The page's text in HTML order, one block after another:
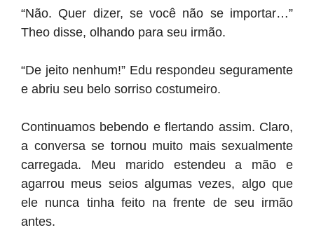
“Não. Quer dizer, se você não se importar…”
Theo disse, olhando para seu irmão.
“De jeito nenhum!” Edu respondeu seguramente
e abriu seu belo sorriso costumeiro.
Continuamos bebendo e flertando assim. Claro,
a conversa se tornou muito mais sexualmente
carregada. Meu marido estendeu a mão e
agarrou meus seios algumas vezes, algo que
ele nunca tinha feito na frente de seu irmão
antes.